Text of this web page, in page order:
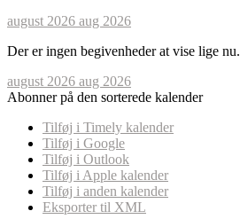
august 2026 aug 2026
Der er ingen begivenheder at vise lige nu.
august 2026 aug 2026
Abonner på den sorterede kalender
Tilføj i Timely kalender
Tilføj i Google
Tilføj i Outlook
Tilføj i Apple kalender
Tilføj i anden kalender
Eksporter til XML